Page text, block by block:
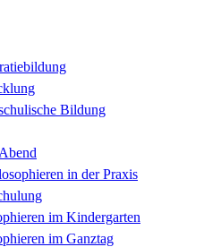
Bildung
in der Praxis
im Kindergarten
im Ganztag